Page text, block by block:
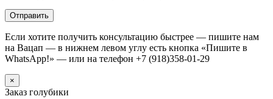
Если хотите получить консультацию быстрее — пишите нам
на Вацап — в нижнем левом углу есть кнопка «Пишите в
WhatsApp!» — или на телефон +7 (918)358-01-29
×
Заказ голубики